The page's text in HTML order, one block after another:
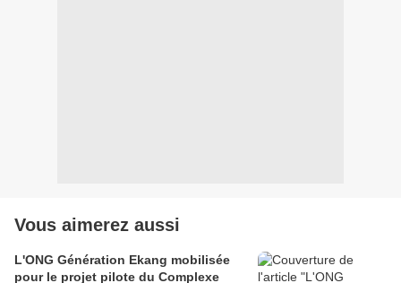
Vous aimerez aussi
L'ONG Génération Ekang mobilisée
pour le projet pilote du Complexe